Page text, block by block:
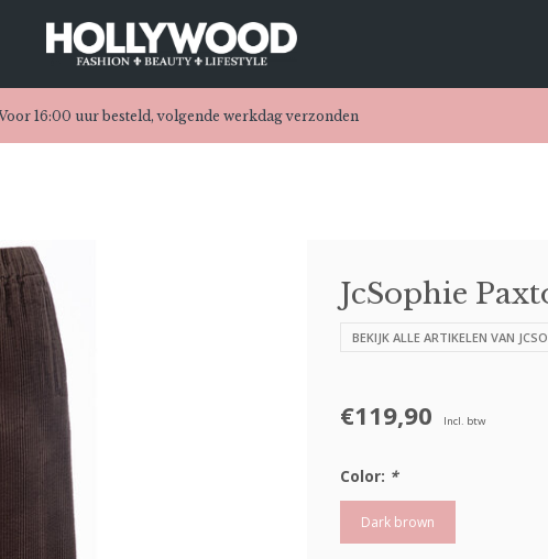
16:00 uur besteld, volgende werkdag verzonden
JcSophie
BEKIJK ALLE ARTIKELEN VAN
€119,90 Incl. btw
Color: *
Dark brown